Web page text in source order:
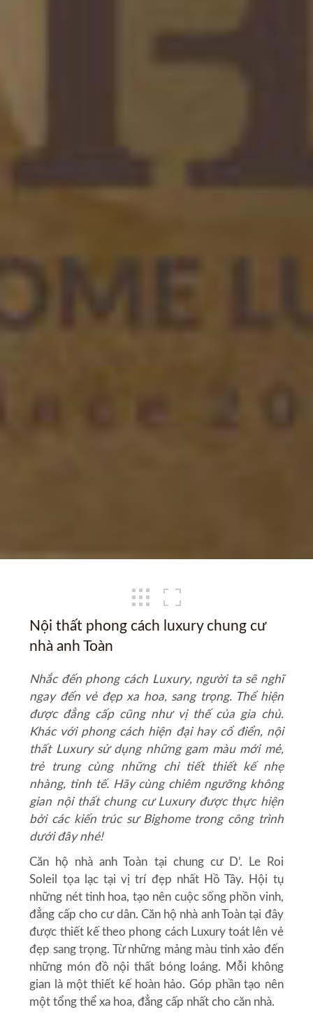
Nội thất phong cách luxury chung cư
nhà anh Toàn
Nhắc đến phong cách Luxury, người ta sẽ nghĩ
ngay đến vẻ đẹp xa hoa, sang trọng. Thể hiện
được đẳng cấp cũng như vị thế của gia chủ.
Khác với phong cách hiện đại hay cổ điển, nội
thất Luxury sử dụng những gam màu mới mẻ,
trẻ trung cùng những chi tiết thiết kế nhẹ
nhàng, tinh tế. Hãy cùng chiêm ngưỡng không
gian nội thất chung cư Luxury được thực hiện
bởi các kiến trúc sư Bighome trong công trình
dưới đây nhé!
Căn hộ nhà anh Toàn tại chung cư D’. Le Roi
Soleil tọa lạc tại vị trí đẹp nhất Hồ Tây. Hội tụ
những nét tinh hoa, tạo nên cuộc sống phồn vinh,
đẳng cấp cho cư dân. Căn hộ nhà anh Toàn tại đây
được thiết kế theo phong cách Luxurytoát lên vẻ
đẹp sang trọng. Từ những mảng màu tinh xảo đến
những món đồ nội thất bóng loáng. Mỗi không
gian là một thiết kế hoàn hảo. Góp phần tạo nên
một tổng thể xa hoa, đẳng cấp nhất cho căn nhà.